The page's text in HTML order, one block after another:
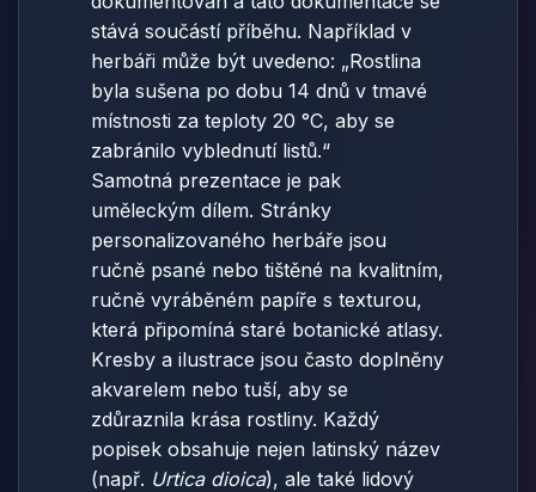
stává součástí příběhu. Například v
herbáři může být uvedeno: „Rostlina
byla sušena po dobu 14 dnů v tmavé
místnosti za teploty 20 °C, aby se
zabránilo vyblednutí listů.“
Samotná prezentace je pak
uměleckým dílem. Stránky
personalizovaného herbáře jsou
ručně psané nebo tištěné na kvalitním,
ručně vyráběném papíře s texturou,
která připomíná staré botanické atlasy.
Kresby a ilustrace jsou často doplněny
akvarelem nebo tuší, aby se
zdůraznila krása rostliny. Každý
popisek obsahuje nejen latinský název
(např. Urtica dioica), ale také lidový